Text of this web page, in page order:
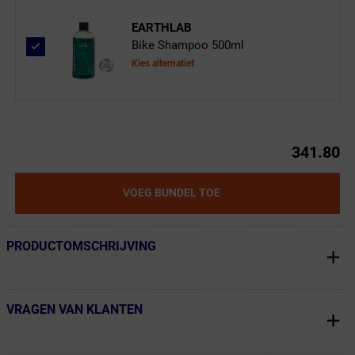
EARTHLAB
Bike Shampoo 500ml
Kies alternatief
341.80
VOEG BUNDEL TOE
← Terug naar productnavigatie
PRODUCTOMSCHRIJVING
← Terug naar productnavigatie
VRAGEN VAN KLANTEN